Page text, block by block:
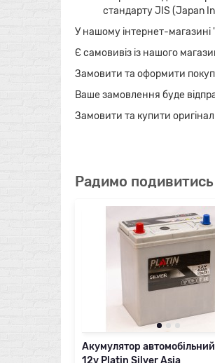
стандарту JIS (Japan
У нашому інтернет-магазині
Є самовивіз із нашого
Замовити та оформити
Ваше замовлення буде
Замовити та купити
Радимо подивитись
Акумулятор
12v Platin Silver Asia